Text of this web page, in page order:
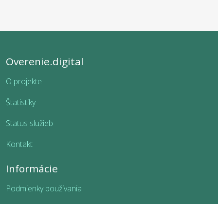
Overenie.digital
O projekte
Štatistiky
Status služieb
Kontakt
Informácie
Podmienky používania